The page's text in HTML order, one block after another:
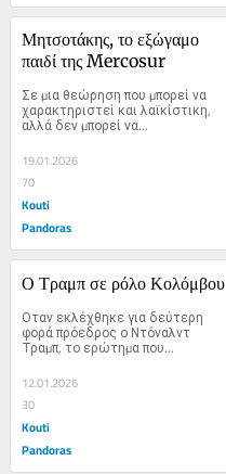
Μητσοτάκης, το εξώγαμο
παιδί της Mercosur
Σε µια θεώρηση που µπορεί να
χαρακτηριστεί και λαϊκίστικη,
αλλά δεν µπορεί να...
19.01.2026
70
Kouti
Pandoras
Ο Τραμπ σε ρόλο Κολόμβου
Οταν εκλέχθηκε για δεύτερη
φορά πρόεδρος ο Ντόναλντ
Τραµπ, το ερώτηµα που...
12.01.2026
30
Kouti
Pandoras